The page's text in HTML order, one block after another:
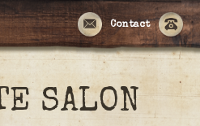
Contact
SALON